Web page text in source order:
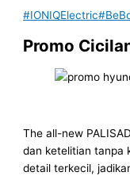
#IONIQElectric
Promo
The all-new
dan ketelitian tanpa
detail terkecil,